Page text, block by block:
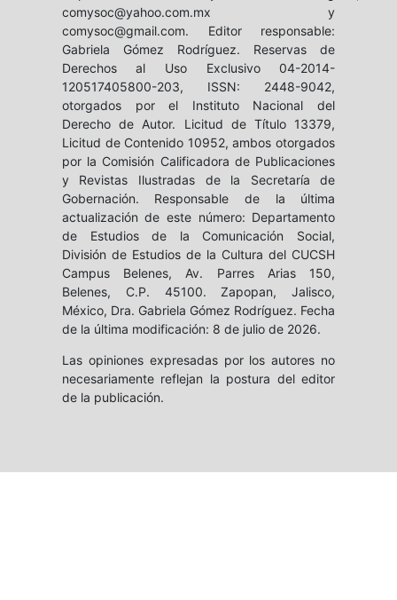
comysoc@yahoo.com.mx y
comysoc@gmail.com. Editor responsable:
Gabriela Gómez Rodríguez. Reservas de
Derechos al Uso Exclusivo 04-2014-
120517405800-203, ISSN: 2448-9042,
otorgados por el Instituto Nacional del
Derecho de Autor. Licitud de Título 13379,
Licitud de Contenido 10952, ambos otorgados
por la Comisión Calificadora de Publicaciones
y Revistas Ilustradas de la Secretaría de
Gobernación. Responsable de la última
actualización de este número: Departamento
de Estudios de la Comunicación Social,
División de Estudios de la Cultura del CUCSH
Campus Belenes, Av. Parres Arias 150,
Belenes, C.P. 45100. Zapopan, Jalisco,
México, Dra. Gabriela Gómez Rodríguez. Fecha
de la última modificación: 8 de julio de 2026.
Las opiniones expresadas por los autores no
necesariamente reflejan la postura del editor
de la publicación.